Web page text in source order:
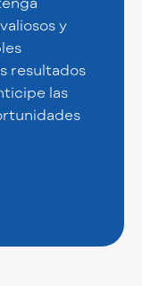
y
resultados
las